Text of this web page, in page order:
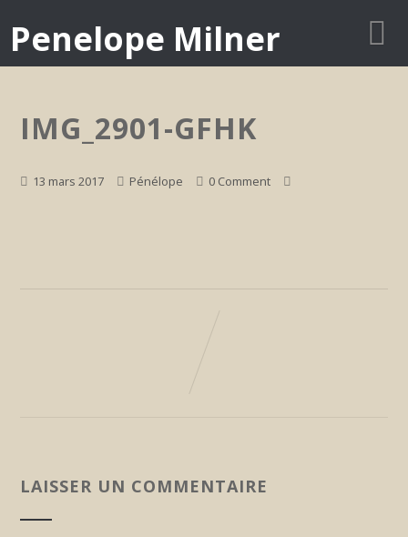
Penelope Milner
IMG_2901-GFHK
13 mars 2017 Pénélope 0 Comment
LAISSER UN COMMENTAIRE